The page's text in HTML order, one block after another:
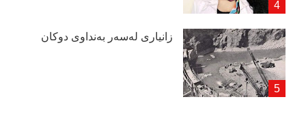
زانیاری لەسەر بەنداوی دوكان